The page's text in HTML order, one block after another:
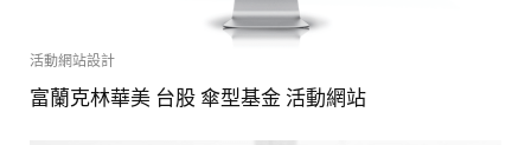
活動網站設計
富蘭克林華美 台股 傘型基金 活動網站